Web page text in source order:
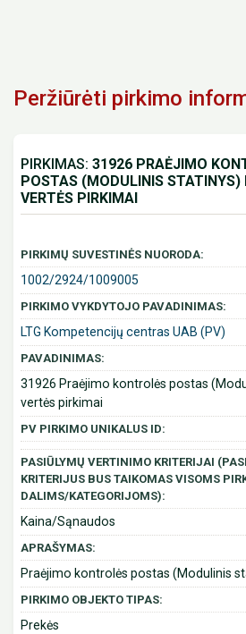
Peržiūrėti pirkimo
PIRKIMAS: 31926 PRAĖJIMO
POSTAS (MODULINIS STATINYS)
VERTĖS PIRKIMAI
PIRKIMŲ SUVESTINĖS NUORODA:
1002/2924/1009005
PIRKIMO VYKDYTOJO PAVADINIMAS:
LTG Kompetencijų centras UAB (PV)
PAVADINIMAS:
31926 Praėjimo kontrolės postas
vertės pirkimai
PV PIRKIMO UNIKALUS ID:
PASIŪLYMŲ VERTINIMO KRITERIJAI
KRITERIJUS BUS TAIKOMAS VISOMS
DALIMS/KATEGORIJOMS):
Kaina/Sąnaudos
APRAŠYMAS:
Praėjimo kontrolės postas (Modulinis
PIRKIMO OBJEKTO TIPAS:
Prekės